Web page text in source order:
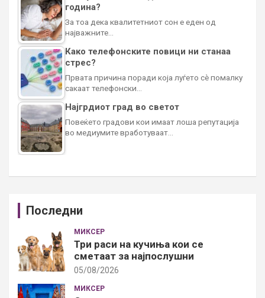
година?
За тоа дека квалитетниот сон е еден од
најважните…
Како телефонските повици ни станаа
стрес?
Првата причина поради која луѓето сè помалку
сакаат телефонски…
Најгрдиот град во светот
Повеќето градови кои имаат лоша репутација
во медиумите вработуваат…
Последни
МИКСЕР
Три раси на кучиња кои се
сметаат за најпослушни
05/08/2026
МИКСЕР